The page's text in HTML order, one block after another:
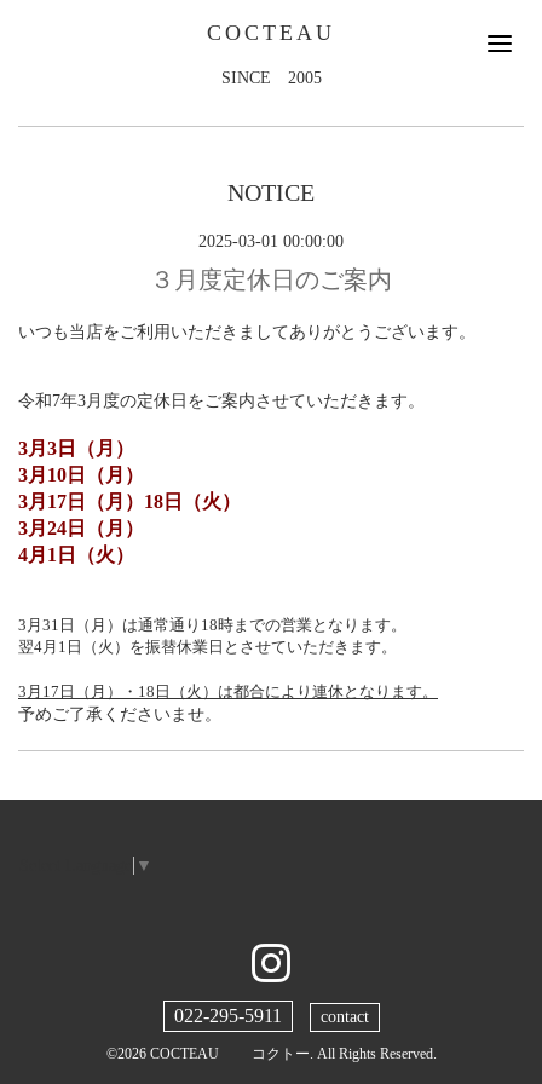
COCTEAU
SINCE 2005
NOTICE
2025-03-01 00:00:00
３月度定休日のご案内
いつも当店をご利用いただきましてありがとうございます。
令和7年3月度の定休日をご案内させていただきます。
3月3日（月）
3月10日（月）
3月17日（月）18日（火）
3月24日（月）
4月1日（火）
3月31日（月）は通常通り18時までの営業となります。
翌4月1日（火）を振替休業日とさせていただきます。
3月17日（月）・18日（火） は都合により連休となります。
予めご了承くださいませ。
▼
022-295-5911 contact
©2026 COCTEAU コクトー. All Rights Reserved.